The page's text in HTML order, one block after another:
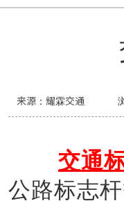
来源：耀霖交通
交通
公路标志